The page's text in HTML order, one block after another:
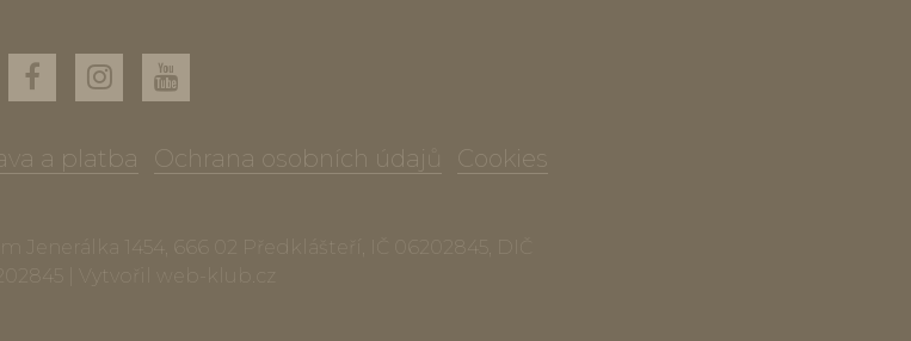
a platba Ochrana osobních údajů Cookies
Jenerálka 1454, 666 02 Předklášteří, IČ 06202845, DIČ
| Vytvořil